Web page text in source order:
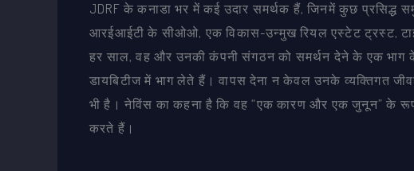
JDRF के कनाडा भर में कई उदार समर्थक हैं, जिनमें कुछ प्रसिद्ध
आरईआईटी के सीओओ, एक विकास-उन्मुख रियल एस्टेट ट्रस्ट,
हर साल, वह और उनकी कंपनी संगठन को समर्थन देने के एक भाग
डायबिटीज में भाग लेते हैं। वापस देना न केवल उनके व्यक्तिगत
भी है। नेविंस का कहना है कि वह “एक कारण और एक जुनून” के रूप
करते हैं।